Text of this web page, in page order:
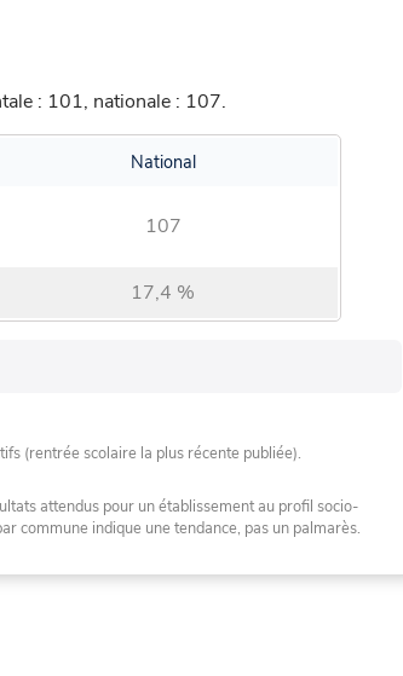
: 101, nationale : 107.
National
107
17,4 %
(rentrée scolaire la plus récente publiée).
attendus pour un établissement au profil socio-
commune indique une tendance, pas un palmarès.